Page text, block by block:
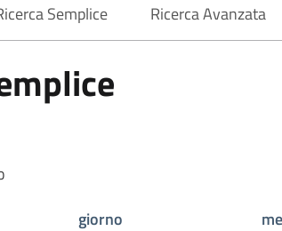
Regioni -
Semplice Ricerca Avanzata
giorno